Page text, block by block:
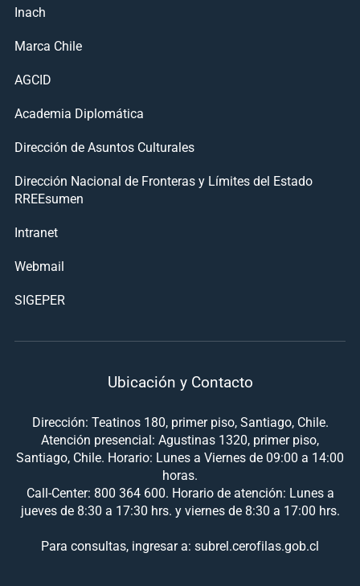
Inach
Marca Chile
AGCID
Academia Diplomática
Dirección de Asuntos Culturales
Dirección Nacional de Fronteras y Límites del Estado
RREEsumen
Intranet
Webmail
SIGEPER
Ubicación y Contacto
Dirección: Teatinos 180, primer piso, Santiago, Chile.
Atención presencial: Agustinas 1320, primer piso,
Santiago, Chile. Horario: Lunes a Viernes de 09:00 a 14:00
horas.
Call-Center: 800 364 600. Horario de atención: Lunes a
jueves de 8:30 a 17:30 hrs. y viernes de 8:30 a 17:00 hrs.
Para consultas, ingresar a: subrel.cerofilas.gob.cl